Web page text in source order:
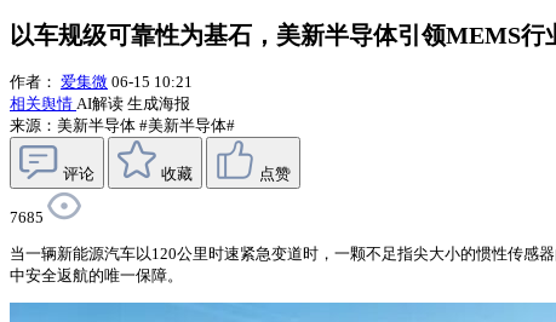
以车规级可靠性为基石，美新半导体引领MEMS行
作者： 爱集微 06-15 10:21
相关舆情 AI解读 生成海报
来源：美新半导体 #美新半导体#
评论 收藏 点赞
7685
当一辆新能源汽车以120公里时速紧急变道时，一颗不足指尖大小的惯性传
中安全返航的唯一保障。